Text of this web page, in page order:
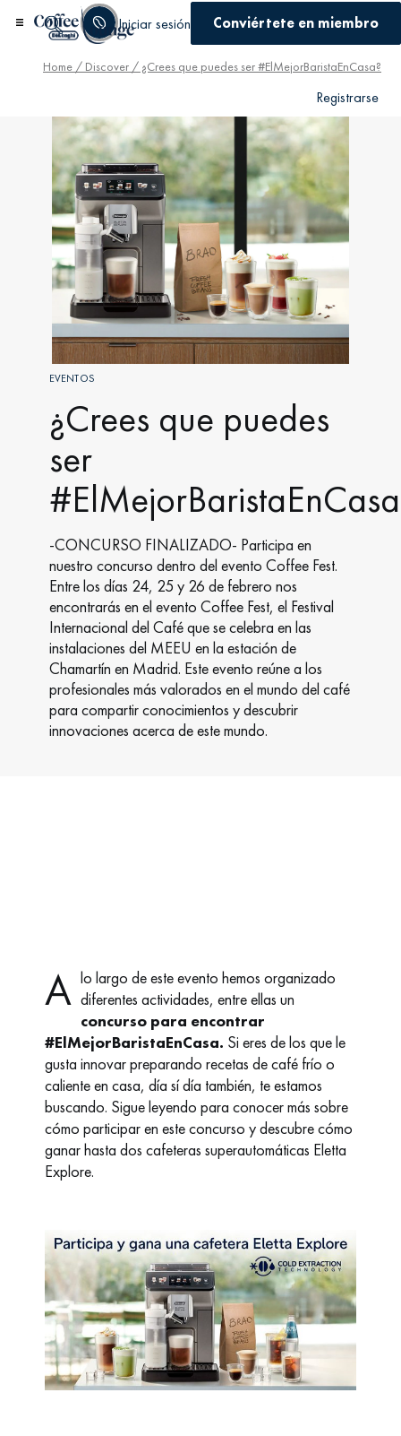
Iniciar sesión Conviértete en miembro
Registrarse
Home / Discover / ¿Crees que puedes ser #ElMejorBaristaEnCasa?
EVENTOS
¿Crees que puedes
ser
-CONCURSO FINALIZADO- Participa en
nuestro concurso dentro del evento Coffee Fest.
Entre los días 24, 25 y 26 de febrero nos
encontrarás en el evento Coffee Fest, el Festival
Internacional del Café que se celebra en las
instalaciones del MEEU en la estación de
Chamartín en Madrid. Este evento reúne a los
profesionales más valorados en el mundo del café
para compartir conocimientos y descubrir
innovaciones acerca de este mundo.
A lo largo de este evento hemos organizado
diferentes actividades, entre ellas un
concurso para encontrar
#ElMejorBaristaEnCasa. Si eres de los que le
gusta innovar preparando recetas de café frío o
caliente en casa, día sí día también, te estamos
buscando. Sigue leyendo para conocer más sobre
cómo participar en este concurso y descubre cómo
ganar hasta dos cafeteras superautomáticas Eletta
Explore.